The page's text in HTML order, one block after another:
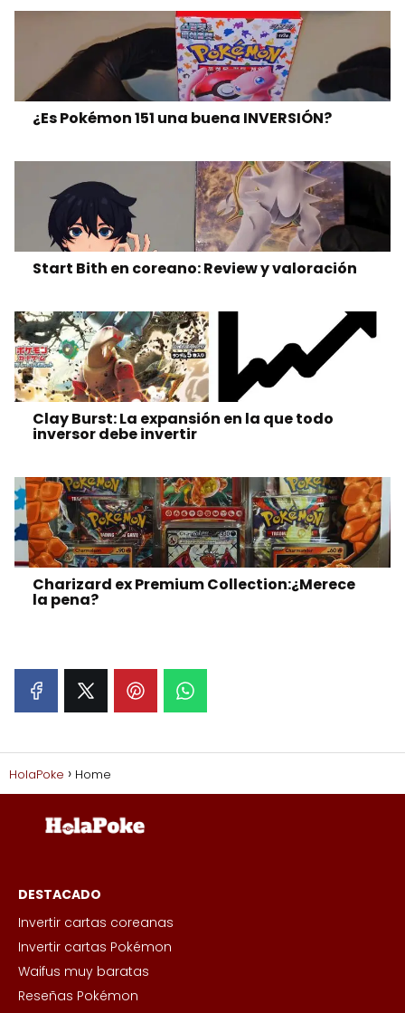
¿Es Pokémon 151 una buena INVERSIÓN?
Start Bith en coreano: Review y valoración
Clay Burst: La expansión en la que todo
inversor debe invertir
Charizard ex Premium Collection:¿Merece
la pena?
HolaPoke Home
DESTACADO
Invertir cartas coreanas
Invertir cartas Pokémon
Waifus muy baratas
Reseñas Pokémon